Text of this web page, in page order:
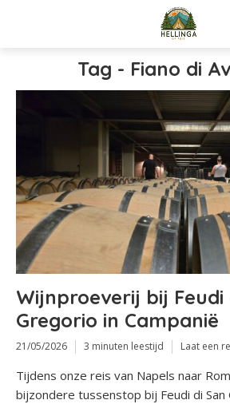
Tag - Fiano di
Wijnproeverij bij Feudi
Gregorio in Campanië
21/05/2026 3 minuten leestijd Laat een
Tijdens onze reis van Napels naar
bijzondere tussenstop bij Feudi di San